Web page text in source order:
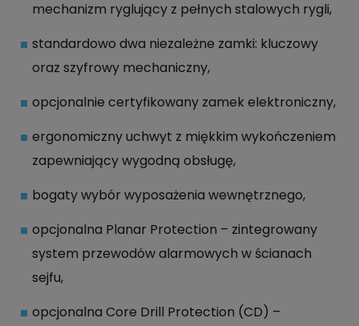
mechanizm ryglujący z pełnych stalowych rygli,
standardowo dwa niezależne zamki: kluczowy
oraz szyfrowy mechaniczny,
opcjonalnie certyfikowany zamek elektroniczny,
ergonomiczny uchwyt z miękkim wykończeniem
zapewniający wygodną obsługę,
bogaty wybór wyposażenia wewnętrznego,
opcjonalna Planar Protection – zintegrowany
system przewodów alarmowych w ścianach
sejfu,
opcjonalna Core Drill Protection (CD) –